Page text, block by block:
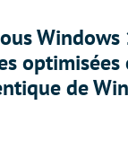
optimisées
de